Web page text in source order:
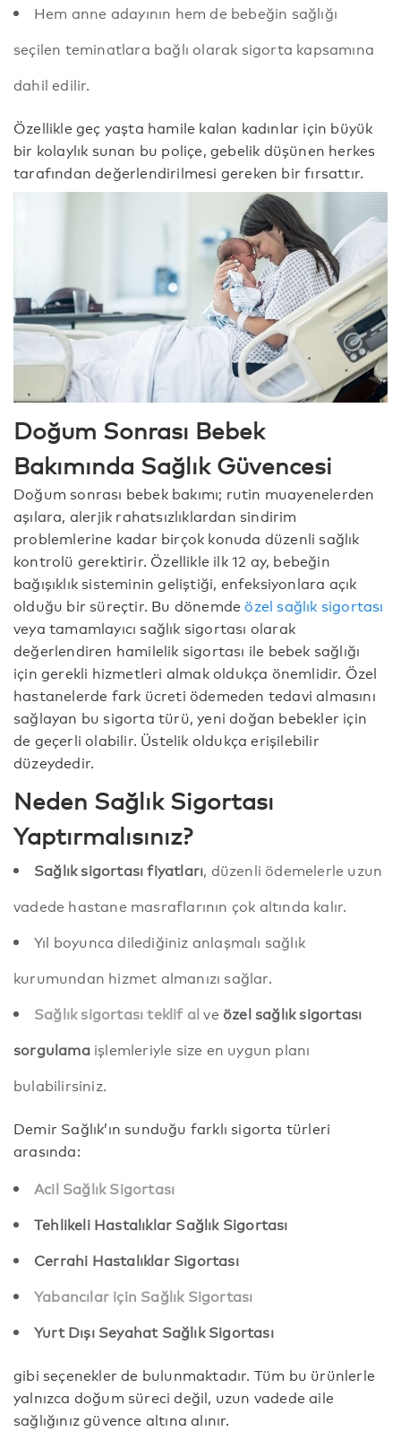
Hem anne adayının hem de bebeğin sağlığı
seçilen teminatlara bağlı olarak sigorta kapsamına
dahil edilir.
Özellikle geç yaşta hamile kalan kadınlar için büyük
bir kolaylık sunan bu poliçe, gebelik düşünen herkes
tarafından değerlendirilmesi gereken bir fırsattır.
Doğum Sonrası Bebek
Bakımında Sağlık Güvencesi
Doğum sonrası bebek bakımı; rutin muayenelerden
aşılara, alerjik rahatsızlıklardan sindirim
problemlerine kadar birçok konuda düzenli sağlık
kontrolü gerektirir. Özellikle ilk 12 ay, bebeğin
bağışıklık sisteminin geliştiği, enfeksiyonlara açık
olduğu bir süreçtir. Bu dönemdeözel sağlık sigortası
veya tamamlayıcı sağlık sigortası olarak
değerlendiren hamilelik sigortası ile bebek sağlığı
için gerekli hizmetleri almak oldukça önemlidir. Özel
hastanelerde fark ücreti ödemeden tedavi almasını
sağlayan bu sigorta türü, yeni doğan bebekler için
de geçerli olabilir. Üstelik oldukça erişilebilir
düzeydedir.
Neden Sağlık Sigortası
Yaptırmalısınız?
Sağlık sigortası fiyatları, düzenli ödemelerle uzun
vadede hastane masraflarının çok altında kalır.
Yıl boyunca dilediğiniz anlaşmalı sağlık
kurumundan hizmet almanızı sağlar.
Sağlık sigortası teklif alveözel sağlık sigortası
sorgulamaişlemleriyle size en uygun planı
bulabilirsiniz.
Demir Sağlık’ın sunduğu farklı sigorta türleri
arasında:
Acil Sağlık Sigortası
Tehlikeli Hastalıklar Sağlık Sigortası
Cerrahi Hastalıklar Sigortası
Yabancılar için Sağlık Sigortası
Yurt Dışı Seyahat Sağlık Sigortası
gibi seçenekler de bulunmaktadır. Tüm bu ürünlerle
yalnızca doğum süreci değil, uzun vadede aile
sağlığınız güvence altına alınır.